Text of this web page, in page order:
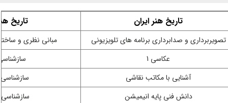
تاریخ هنر ایران تاریخ
تصویربرداری و صدابرداری برنامه های تلویزیونی
مبانی نظری و
عکاسی 1
آشنایی با مکاتب نقاشی
دانش فنی پایه انیمیشن
سازشناسی